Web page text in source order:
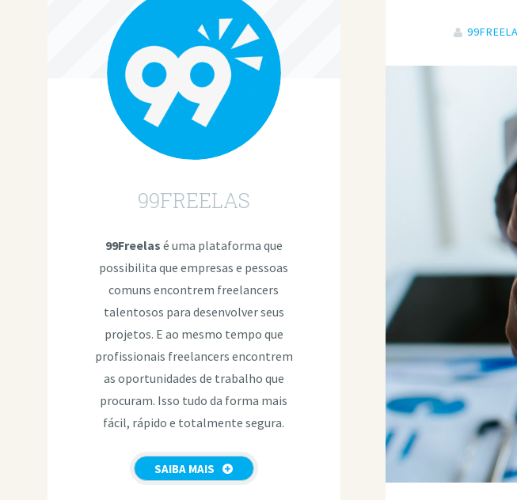
99FREELAS
99Freelas é uma plataforma que
possibilita que empresas e pessoas
comuns encontrem freelancers
talentosos para desenvolver seus
projetos. E ao mesmo tempo que
profissionais freelancers encontrem
as oportunidades de trabalho que
procuram. Isso tudo da forma mais
fácil, rápido e totalmente segura.
SAIBA MAIS